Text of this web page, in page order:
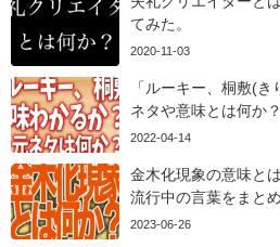
てみた。
2020-11-03
「ルーキー、桐敷(
ネタや意味とは何か？
2022-04-14
金木化現象の意味と
流行中の言葉をまと
2023-06-26